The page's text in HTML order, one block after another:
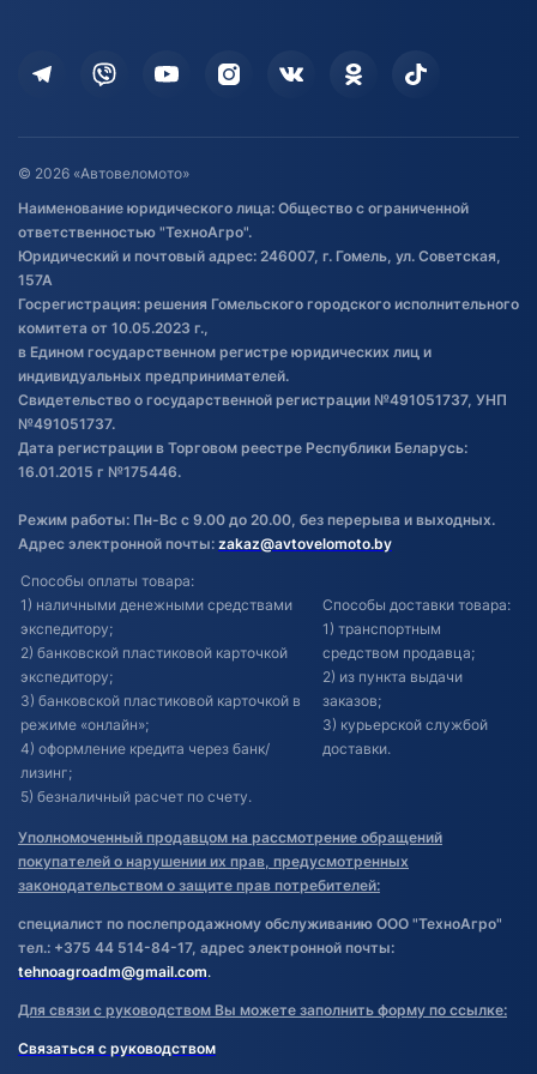
Дополнительные услуги
Оставить отзыв
Договор публичной оферты
Обработка файлов cookie
Постановка транспорта на учет
Обновления в ЭПТС 2024
© 2026 «Автовеломото»
Наименование юридического лица: Общество с ограниченной
ответственностью "ТехноАгро".
Юридический и почтовый адрес: 246007, г. Гомель, ул. Советская,
157А
Госрегистрация: решения Гомельского городского исполнительного
комитета от 10.05.2023 г.,
в Едином государственном регистре юридических лиц и
индивидуальных предпринимателей.
Свидетельство о государственной регистрации №491051737, УНП
№491051737.
Дата регистрации в Торговом реестре Республики Беларусь:
16.01.2015 г №175446.
Режим работы: Пн-Вс с 9.00 до 20.00, без перерыва и выходных.
Адрес электронной почты: zakaz@avtovelomoto.by
Способы оплаты товара:
1) наличными денежными средствами
экспедитору;
2) банковской пластиковой карточкой
экспедитору;
3) банковской пластиковой карточкой в
режиме «онлайн»;
4) оформление кредита через банк/
лизинг;
5) безналичный расчет по счету.
Способы доставки товара:
1) транспортным
средством продавца;
2) из пункта выдачи
заказов;
3) курьерской службой
доставки.
Уполномоченный продавцом на рассмотрение обращений
покупателей о нарушении их прав, предусмотренных
законодательством о защите прав потребителей:
специалист по послепродажному обслуживанию ООО "ТехноАгро"
тел.: +375 44 514-84-17, адрес электронной почты:
tehnoagroadm@gmail.com.
Для связи с руководством Вы можете заполнить форму по ссылке:
Связаться с руководством